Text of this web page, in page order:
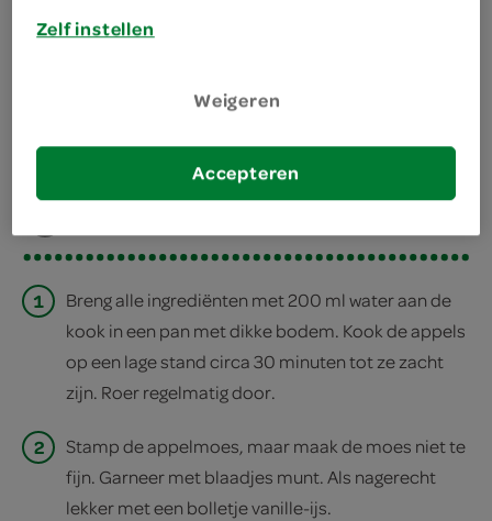
deel op facebook
1
Breng alle ingrediënten met 200 ml water aan de
kook in een pan met dikke bodem. Kook de appels
op een lage stand circa 30 minuten tot ze zacht
zijn. Roer regelmatig door.
2
Stamp de appelmoes, maar maak de moes niet te
fijn. Garneer met blaadjes munt. Als nagerecht
lekker met een bolletje vanille-ijs.
Zelf instellen
Weigeren
Accepteren